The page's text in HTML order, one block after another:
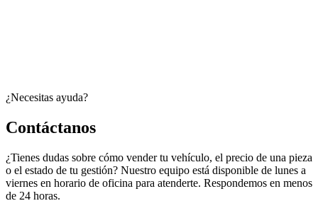
¿Necesitas ayuda?
Contáctanos
¿Tienes dudas sobre cómo vender tu vehículo, el precio de una pieza
o el estado de tu gestión? Nuestro equipo está disponible de lunes a
viernes en horario de oficina para atenderte. Respondemos en menos
de 24 horas.